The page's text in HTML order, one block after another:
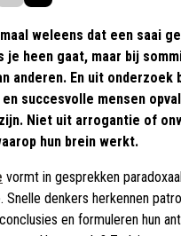
weleens dat een saai
je heen gaat, maar bij
anderen. En uit
succesvolle mensen
Niet uit arrogantie of
hun brein werkt.
vormt in gesprekken
Snelle denkers herkennen
en formuleren hun